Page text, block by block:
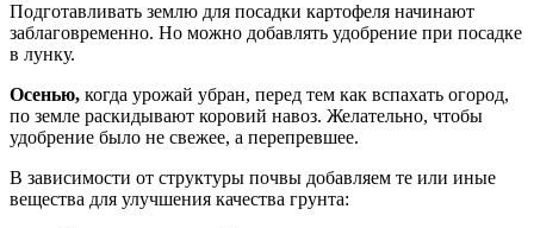
Подготавливать землю для посадки картофеля начинают
заблаговременно. Но можно добавлять удобрение при посадке
в лунку.
Осенью, когда урожай убран, перед тем как вспахать огород,
по земле раскидывают коровий навоз. Желательно, чтобы
удобрение было не свежее, а перепревшее.
В зависимости от структуры почвы добавляем те или иные
вещества для улучшения качества грунта: